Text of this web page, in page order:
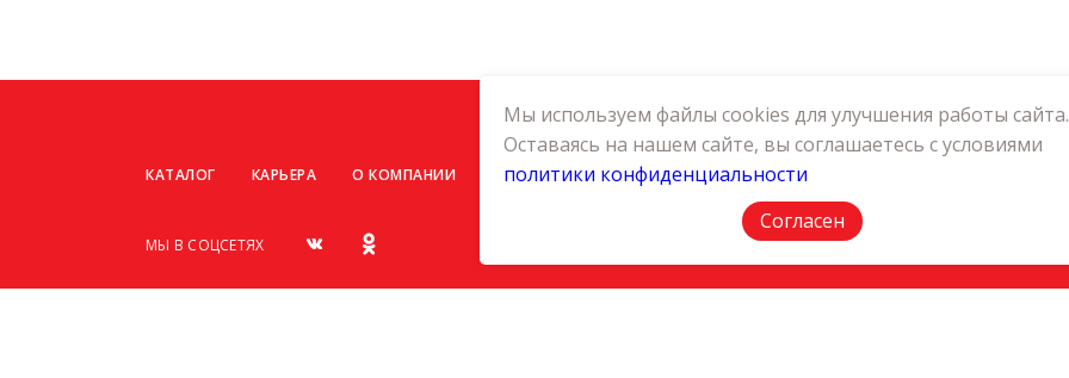
КАТАЛОГ КАРЬЕРА О КОМПАНИИ КОНТАКТЫ ПОЛИТИКА КОНФИДЕНЦИАЛЬНОСТИ
МЫ В СОЦСЕТЯХ
Мы используем файлы cookies для улучшения работы сайта.
Оставаясь на нашем сайте, вы соглашаетесь с условиями
политики конфиденциальности
Согласен